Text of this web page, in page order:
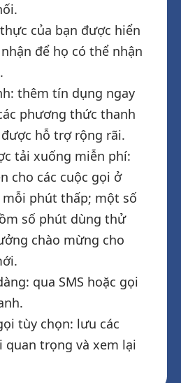
của bạn được hiển
để họ có thể nhận
thêm tín dụng ngay
phương thức thanh
hỗ trợ rộng rãi.
tải xuống miễn phí:
cho các cuộc gọi ở
phút thấp; một số
số phút dùng thử
chào mừng cho
qua SMS hoặc gọi
tùy chọn: lưu các
quan trọng và xem lại